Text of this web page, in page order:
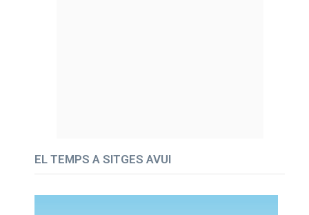
EL TEMPS A SITGES AVUI